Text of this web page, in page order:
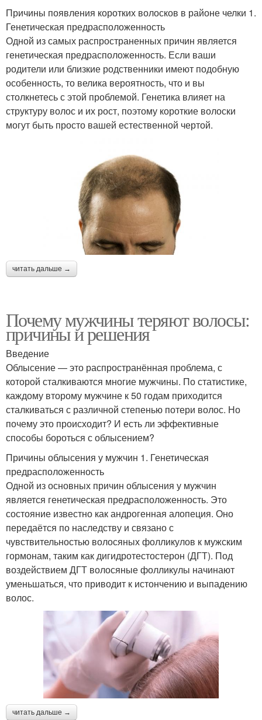
Причины появления коротких волосков в районе челки 1.
Генетическая предрасположенность
Одной из самых распространенных причин является
генетическая предрасположенность. Если ваши
родители или близкие родственники имеют подобную
особенность, то велика вероятность, что и вы
столкнетесь с этой проблемой. Генетика влияет на
структуру волос и их рост, поэтому короткие волоски
могут быть просто вашей естественной чертой.
читать дальше →
Почему мужчины теряют волосы:
причины и решения
Введение
Облысение — это распространённая проблема, с
которой сталкиваются многие мужчины. По статистике,
каждому второму мужчине к 50 годам приходится
сталкиваться с различной степенью потери волос. Но
почему это происходит? И есть ли эффективные
способы бороться с облысением?
Причины облысения у мужчин 1. Генетическая
предрасположенность
Одной из основных причин облысения у мужчин
является генетическая предрасположенность. Это
состояние известно как андрогенная алопеция. Оно
передаётся по наследству и связано с
чувствительностью волосяных фолликулов к мужским
гормонам, таким как дигидротестостерон (ДГТ). Под
воздействием ДГТ волосяные фолликулы начинают
уменьшаться, что приводит к истончению и выпадению
волос.
читать дальше →